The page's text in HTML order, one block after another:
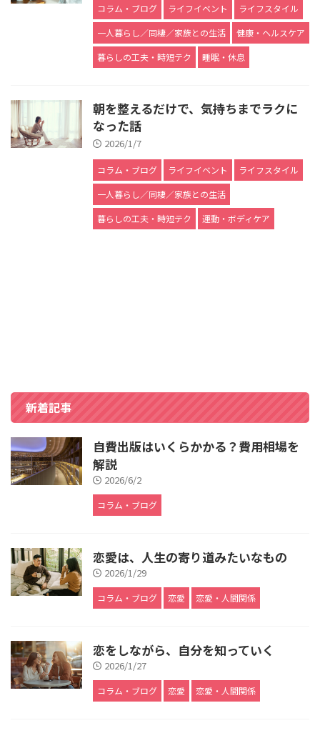
コラム・ブログ ライフイベント
ライフスタイル
一人暮らし／同棲／家族との生活
健康・ヘルスケア
暮らしの工夫・時短テク
睡眠・休息
朝を整えるだけで、気持ちまでラクに
なった話
2026/1/7
コラム・ブログ ライフイベント
ライフスタイル
一人暮らし／同棲／家族との生活
暮らしの工夫・時短テク
運動・ボディケア
新着記事
自費出版はいくらかかる？費用相場を
解説
2026/6/2
コラム・ブログ
恋愛は、人生の寄り道みたいなもの
2026/1/29
コラム・ブログ 恋愛 恋愛・人間関係
恋をしながら、自分を知っていく
2026/1/27
コラム・ブログ 恋愛 恋愛・人間関係